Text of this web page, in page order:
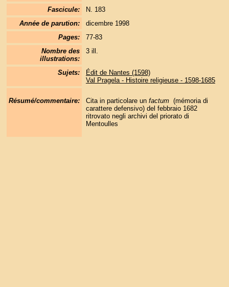
Fascicule:
N. 183
Année de parution:
dicembre 1998
Pages:
77-83
Nombre des
illustrations:
3 ill.
Sujets:
Édit de Nantes (1598)
Val Pragela - Histoire religieuse - 1598-1685
Résumé/commentaire: Cita in particolare un factum(mémoria di
carattere defensivo) del febbraio 1682
ritrovato negli archivi del priorato di
Mentoulles